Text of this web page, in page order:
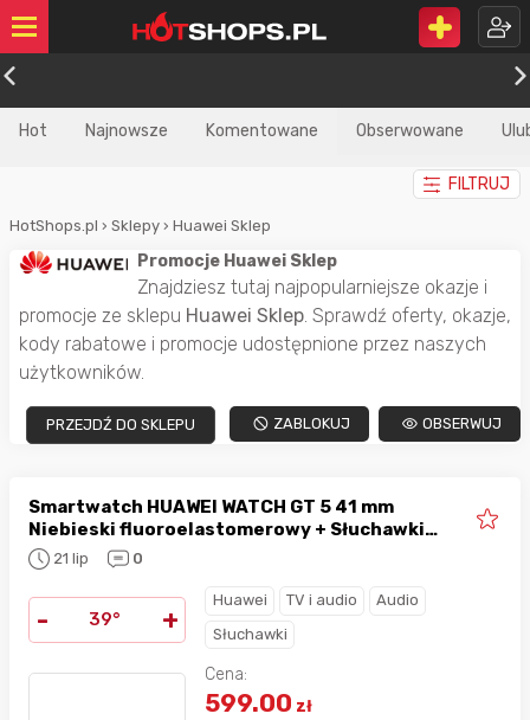
Hot Najnowsze Komentowane Obserwowane
FILTRUJ
HotShops.pl › Sklepy › Huawei Sklep
Promocje Huawei Sklep
Znajdziesz tutaj najpopularniejsze okazje i
promocje ze sklepu Huawei Sklep . Sprawdź oferty, okazje,
kody rabatowe i promocje udostępnione przez naszych
użytkowników.
PRZEJDŹ DO SKLEPU OBSERWUJ
ZABLOKUJ
Smartwatch HUAWEI WATCH GT 5 41 mm
Niebieski fluoroelastomerowy + Słuchawki
Huawei FreeBuds SE 3 (GRATiS)
21 lip 0
- 39° +
Huawei TV i audio
Audio
Słuchawki
Cena:
599.00 zł